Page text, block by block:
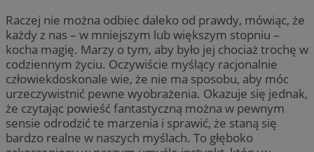
Raczej nie można odbiec daleko od prawdy, mówiąc, że
każdy z nas – w mniejszym lub większym stopniu –
kocha magię. Marzy o tym, aby było jej chociaż trochę w
codziennym życiu. Oczywiście myślący racjonalnie
człowiekdoskonale wie, że nie ma sposobu, aby móc
urzeczywistnić pewne wyobrażenia. Okazuje się jednak,
że czytając powieść fantastyczną można w pewnym
sensie odrodzić te marzenia i sprawić, że staną się
bardzo realne w naszych myślach. To głęboko